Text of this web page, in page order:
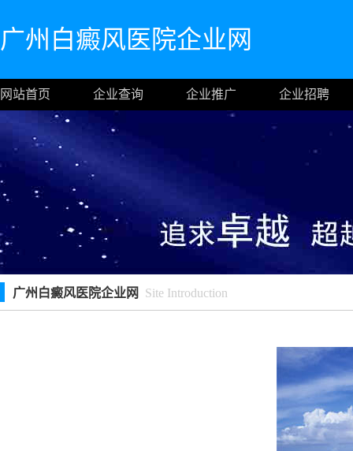
广州白癜风医院企业网
网站首页 企业查询 企业推广 企业招聘
广州白癜风医院企业网 Site Introduction